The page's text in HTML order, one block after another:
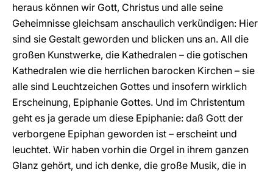
heraus können wir Gott, Christus und alle seine
Geheimnisse gleichsam anschaulich verkündigen: Hier
sind sie Gestalt geworden und blicken uns an. All die
großen Kunstwerke, die Kathedralen – die gotischen
Kathedralen wie die herrlichen barocken Kirchen – sie
alle sind Leuchtzeichen Gottes und insofern wirklich
Erscheinung, Epiphanie Gottes. Und im Christentum
geht es ja gerade um diese Epiphanie: daß Gott der
verborgene Epiphan geworden ist – erscheint und
leuchtet. Wir haben vorhin die Orgel in ihrem ganzen
Glanz gehört, und ich denke, die große Musik, die in